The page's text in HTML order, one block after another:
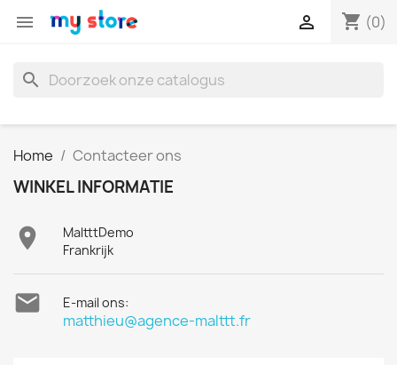
 shopping_cart (0)

search
Home Contacteer ons
WINKEL INFORMATIE

MaltttDemo
Frankrijk
 E-mail ons:
matthieu@agence-malttt.fr